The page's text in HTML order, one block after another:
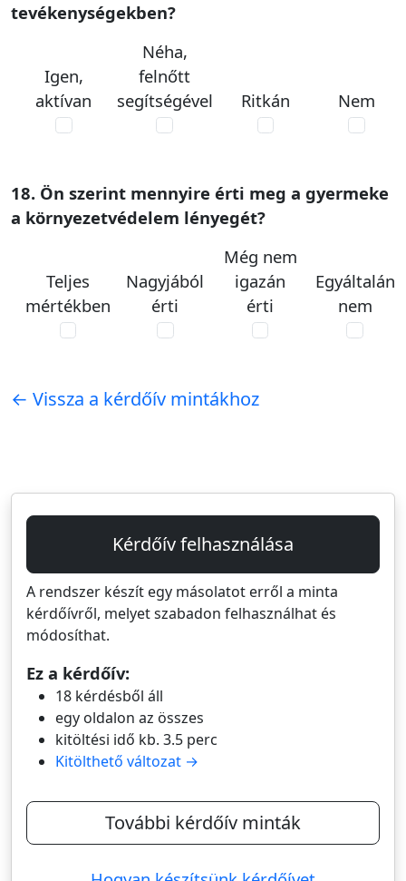
tevékenységekben?
Igen,
aktívan
Néha,
felnőtt
segítségével
Ritkán Nem
18. Ön szerint mennyire érti meg a gyermeke
a környezetvédelem lényegét?
Teljes
mértékben
Nagyjából
érti
Még nem
igazán
érti
Egyáltalán
nem
← Vissza a kérdőív mintákhoz
Kérdőív felhasználása
A rendszer készít egy másolatot erről a minta
kérdőívről, melyet szabadon felhasználhat és
módosíthat.
Ez a kérdőív:
18 kérdésből áll
egy oldalon az összes
kitöltési idő kb. 3.5 perc
Kitölthető változat →
További kérdőív minták